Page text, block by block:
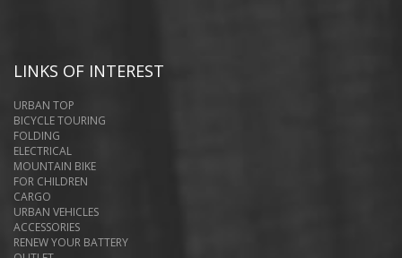
LINKS OF INTEREST
URBAN TOP
BICYCLE TOURING
FOLDING
ELECTRICAL
MOUNTAIN BIKE
FOR CHILDREN
CARGO
URBAN VEHICLES
ACCESSORIES
RENEW YOUR BATTERY